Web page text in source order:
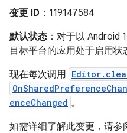
变更 ID ：119147584
默认状态 ：对于以 Android
目标平台的应用处于启用状
现在每次调用
enceChanged 。
如需详细了解此变更，请参